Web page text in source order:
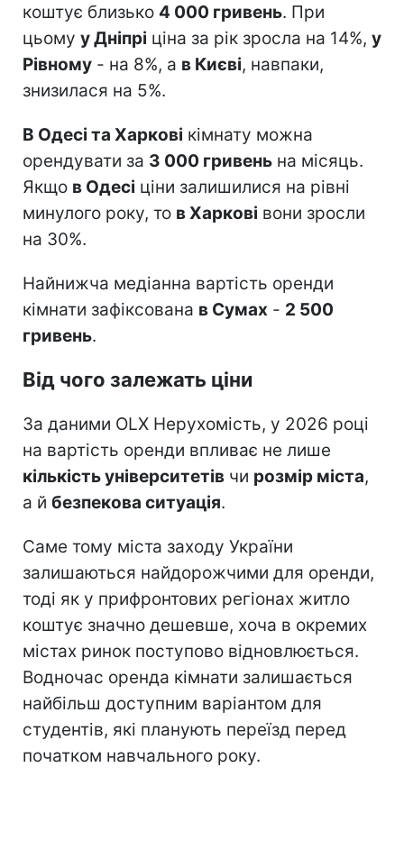
коштує близько 4 000 гривень. При
цьому у Дніпрі ціна за рік зросла на 14%, у
Рівному - на 8%, а в Києві, навпаки,
знизилася на 5%.
В Одесі та Харкові кімнату можна
орендувати за 3 000 гривень на місяць.
Якщо в Одесі ціни залишилися на рівні
минулого року, то в Харкові вони зросли
на 30%.
Найнижча медіанна вартість оренди
кімнати зафіксована в Сумах - 2 500
гривень.
Від чого залежать ціни
За даними OLX Нерухомість, у 2026 році
на вартість оренди впливає не лише
кількість університетів чи розмір міста,
а й безпекова ситуація.
Саме тому міста заходу України
залишаються найдорожчими для оренди,
тоді як у прифронтових регіонах житло
коштує значно дешевше, хоча в окремих
містах ринок поступово відновлюється.
Водночас оренда кімнати залишається
найбільш доступним варіантом для
студентів, які планують переїзд перед
початком навчального року.